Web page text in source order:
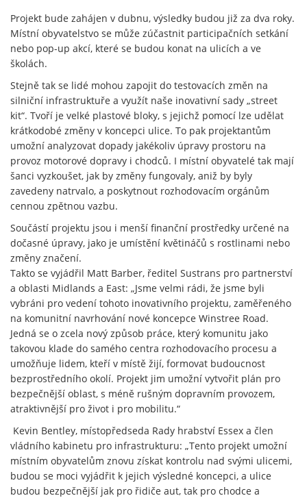
Projekt bude zahájen v dubnu, výsledky budou již za dva roky.
Místní obyvatelstvo se může zúčastnit participačních setkání
nebo pop-up akcí, které se budou konat na ulicích a ve
školách.
Stejně tak se lidé mohou zapojit do testovacích změn na
silniční infrastruktuře a využít naše inovativní sady „street
kit“. Tvoří je velké plastové bloky, s jejichž pomocí lze udělat
krátkodobé změny v koncepci ulice. To pak projektantům
umožní analyzovat dopady jakékoliv úpravy prostoru na
provoz motorové dopravy i chodců. I místní obyvatelé tak mají
šanci vyzkoušet, jak by změny fungovaly, aniž by byly
zavedeny natrvalo, a poskytnout rozhodovacím orgánům
cennou zpětnou vazbu.
Součástí projektu jsou i menší finanční prostředky určené na
dočasné úpravy, jako je umístění květináčů s rostlinami nebo
změny značení.
Takto se vyjádřil Matt Barber, ředitel Sustrans pro partnerství
a oblasti Midlands a East: „Jsme velmi rádi, že jsme byli
vybráni pro vedení tohoto inovativního projektu, zaměřeného
na komunitní navrhování nové koncepce Winstree Road.
Jedná se o zcela nový způsob práce, který komunitu jako
takovou klade do samého centra rozhodovacího procesu a
umožňuje lidem, kteří v místě žijí, formovat budoucnost
bezprostředního okolí. Projekt jim umožní vytvořit plán pro
bezpečnější oblast, s méně rušným dopravním provozem,
atraktivnější pro život i pro mobilitu.“
Kevin Bentley, místopředseda Rady hrabství Essex a člen
vládního kabinetu pro infrastrukturu: „Tento projekt umožní
místním obyvatelům znovu získat kontrolu nad svými ulicemi,
budou se moci vyjádřit k jejich výsledné koncepci, a ulice
budou bezpečnější jak pro řidiče aut, tak pro chodce a